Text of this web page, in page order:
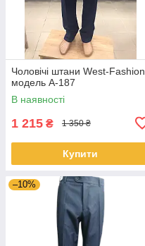
Чоловічі штани West-Fashion
модель A-187
В наявності
1 215 ₴ 1 350 ₴
Купити
–10%